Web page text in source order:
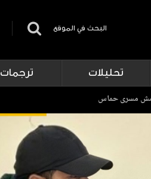
البحث في الموقع
تحليلات ترجمات
مش مسرى حماس